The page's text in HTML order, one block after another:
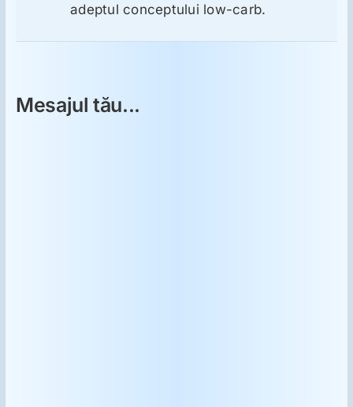
adeptul conceptului low-carb.
Mesajul tău...